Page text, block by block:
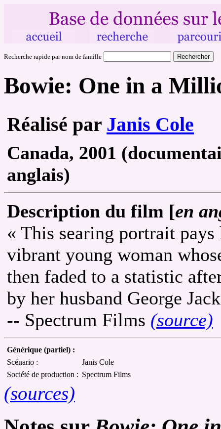
Recherche rapide par nom de famille
Bowie: One in a
Réalisé par Janis Cole
Canada, 2001
anglais)
Description du film [en
« This searing portrait
vibrant young woman
then faded to a statistic
by her husband George
-- Spectrum Films (source)
Générique (partiel) :
Scénario :
Janis Cole
Société de production : Spectrum Films
(sources)